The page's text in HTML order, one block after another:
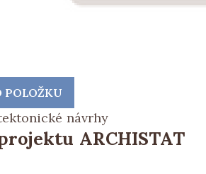
POLOŽKU
návrhy
ARCHISTAT